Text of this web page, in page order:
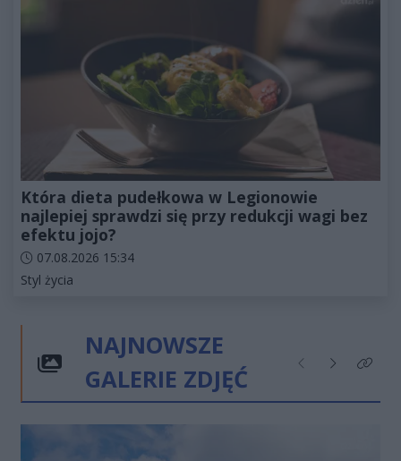
Która dieta pudełkowa w Legionowie
najlepiej sprawdzi się przy redukcji wagi bez
efektu jojo?
Data dodania artykułu:
07.08.2026 15:34
Kategorie artykułu:
Styl życia
NAJNOWSZE
GALERIE ZDJĘĆ
Poprzednie
NastępneKliknij